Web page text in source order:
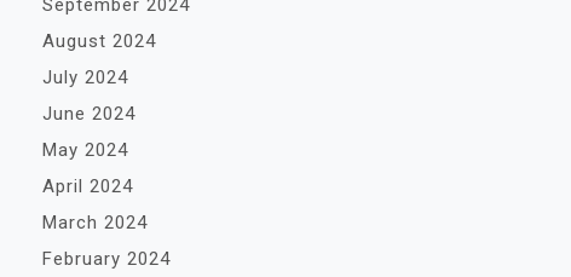
September 2024
August 2024
July 2024
June 2024
May 2024
April 2024
March 2024
February 2024